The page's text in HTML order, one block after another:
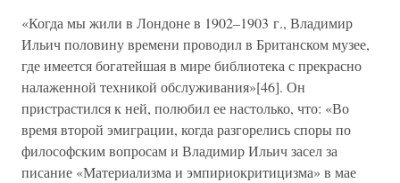
«Когда мы жили в Лондоне в 1902–1903 г., Владимир
Ильич половину времени проводил в Британском музее,
где имеется богатейшая в мире библиотека с прекрасно
налаженной техникой обслуживания»[46]. Он
пристрастился к ней, полюбил ее настолько, что: «Во
время второй эмиграции, когда разгорелись споры по
философским вопросам и Владимир Ильич засел за
писание «Материализма и эмпириокритицизма» в мае